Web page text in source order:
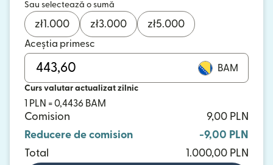
Sau selectează o sumă
zł1.000 zł3.000 zł5.000
Aceștia primesc
BAM
Curs valutar actualizat zilnic
1 PLN = 0,4436 BAM
Comision
9,00 PLN
Reducere de comision
-9,00 PLN
Total
1.000,00 PLN